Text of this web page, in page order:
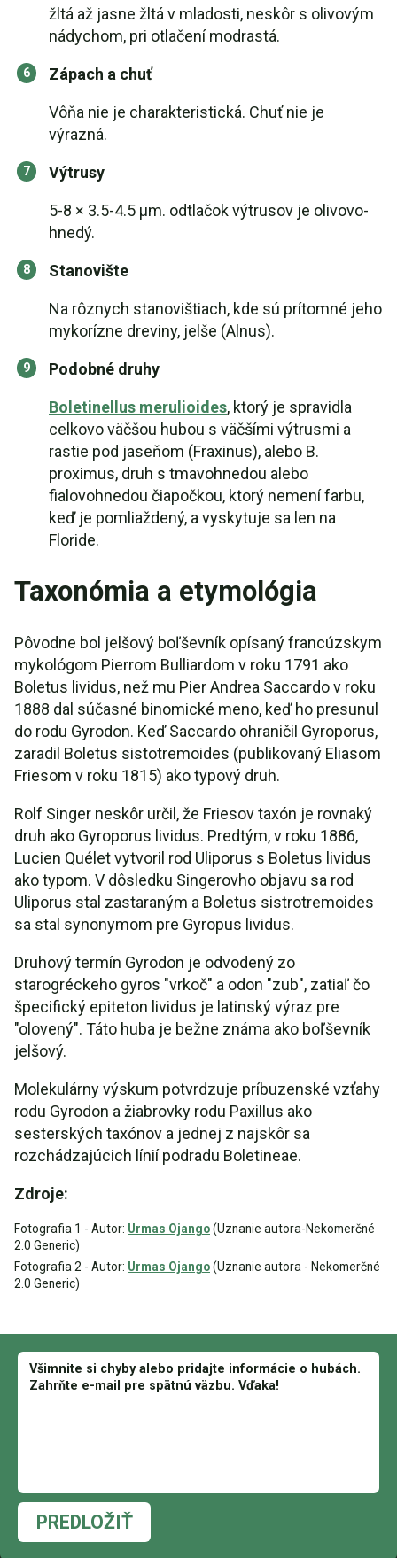
žltá až jasne žltá v mladosti, neskôr s olivovým
nádychom, pri otlačení modrastá.
Zápach a chuť
Vôňa nie je charakteristická. Chuť nie je
výrazná.
Výtrusy
5-8 × 3.5-4.5 μm. odtlačok výtrusov je olivovo-
hnedý.
Stanovište
Na rôznych stanovištiach, kde sú prítomné jeho
mykorízne dreviny, jelše (Alnus).
Podobné druhy
Boletinellus merulioides, ktorý je spravidla
celkovo väčšou hubou s väčšími výtrusmi a
rastie pod jaseňom (Fraxinus), alebo B.
proximus, druh s tmavohnedou alebo
fialovohnedou čiapočkou, ktorý nemení farbu,
keď je pomliaždený, a vyskytuje sa len na
Floride.
Taxonómia a etymológia
Pôvodne bol jelšový boľševník opísaný francúzskym
mykológom Pierrom Bulliardom v roku 1791 ako
Boletus lividus, než mu Pier Andrea Saccardo v roku
1888 dal súčasné binomické meno, keď ho presunul
do rodu Gyrodon. Keď Saccardo ohraničil Gyroporus,
zaradil Boletus sistotremoides (publikovaný Eliasom
Friesom v roku 1815) ako typový druh.
Rolf Singer neskôr určil, že Friesov taxón je rovnaký
druh ako Gyroporus lividus. Predtým, v roku 1886,
Lucien Quélet vytvoril rod Uliporus s Boletus lividus
ako typom. V dôsledku Singerovho objavu sa rod
Uliporus stal zastaraným a Boletus sistrotremoides
sa stal synonymom pre Gyropus lividus.
Druhový termín Gyrodon je odvodený zo
starogréckeho gyros "vrkoč" a odon "zub", zatiaľ čo
špecifický epiteton lividus je latinský výraz pre
"olovený". Táto huba je bežne známa ako boľševník
jelšový.
Molekulárny výskum potvrdzuje príbuzenské vzťahy
rodu Gyrodon a žiabrovky rodu Paxillus ako
sesterských taxónov a jednej z najskôr sa
rozchádzajúcich línií podradu Boletineae.
Zdroje:
Fotografia 1 - Autor: Urmas Ojango(Uznanie autora-Nekomerčné
2.0 Generic)
Fotografia 2 - Autor: Urmas Ojango(Uznanie autora - Nekomerčné
2.0 Generic)
PREDLOŽIŤ